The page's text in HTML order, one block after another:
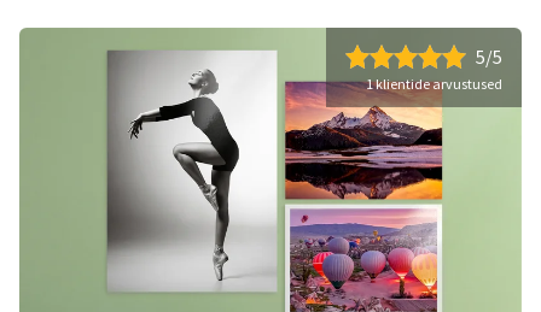
5/5
1 klientide arvustused